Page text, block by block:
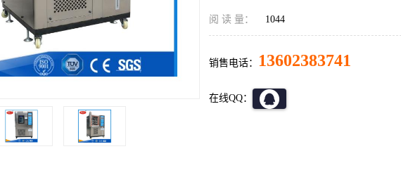
阅 读 量： 1044
销售电话： 13602383741
在线QQ：